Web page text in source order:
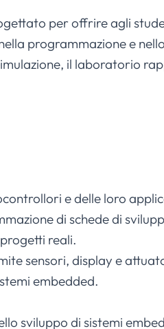
per offrire agli
programmazione e
il laboratorio
e delle loro
di schede di
reali.
sensori, display e
embedded.
sviluppo di sistemi